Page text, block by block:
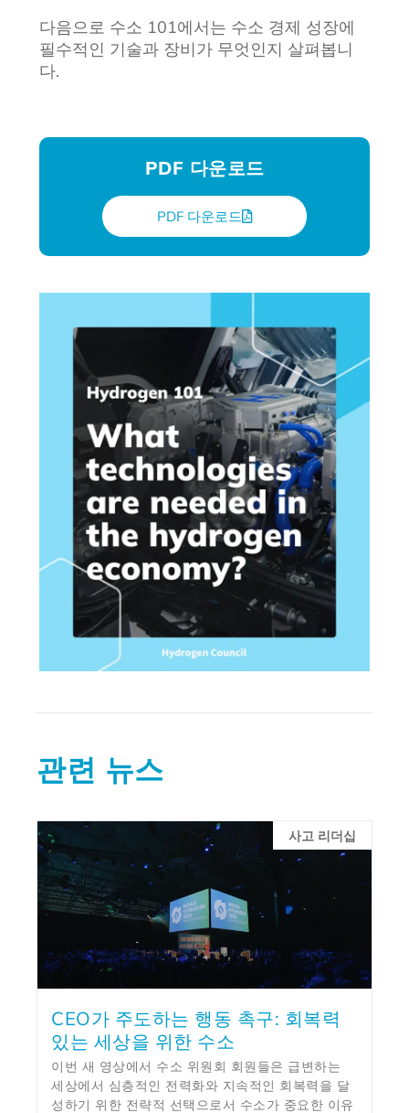
다음으로 수소 101에서는 수소 경제 성장에
필수적인 기술과 장비가 무엇인지 살펴봅니
다.
PDF 다운로드
PDF 다운로드
관련 뉴스
사고 리더십
CEO가 주도하는 행동 촉구: 회복력
있는 세상을 위한 수소
이번 새 영상에서 수소 위원회 회원들은 급변하는
세상에서 심층적인 전력화와 지속적인 회복력을 달
성하기 위한 전략적 선택으로서 수소가 중요한 이유